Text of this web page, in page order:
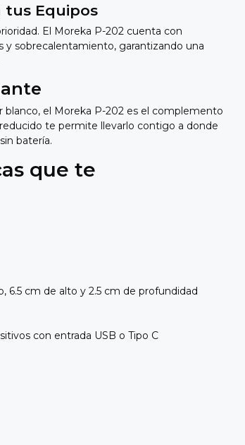
tus Equipos
El Moreka P-202 cuenta con
y sobrecalentamiento, garantizando una
blanco, el Moreka P-202 es el complemento
te permite llevarlo contigo a donde
batería.
que te
6.5 cm de alto y 2.5 cm de profundidad
con entrada USB o Tipo C